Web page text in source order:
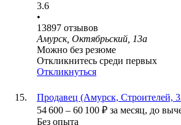
3.6
•
13897 отзывов
Амурск, Октябрьский, 13а
Можно без резюме
Откликнитесь среди первых
Откликнуться
Продавец (Амурск, Строителей,
54 600 – 60 100 ₽ за месяц, до
Без опыта